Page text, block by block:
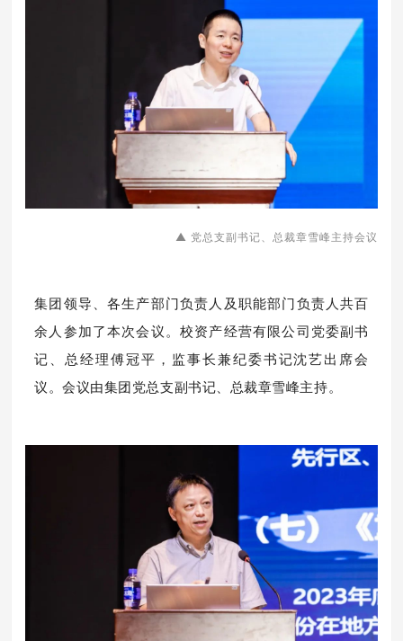
▲ 党总支副书记、总裁章雪峰主持会议
集团领导、各生产部门负责人及职能部门负责人共百
余人参加了本次会议。校资产经营有限公司党委副书
记、总经理傅冠平，监事长兼纪委书记沈艺出席会
议。会议由集团党总支副书记、总裁章雪峰主持。